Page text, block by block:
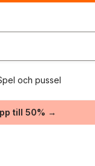
och pussel
till 50% →